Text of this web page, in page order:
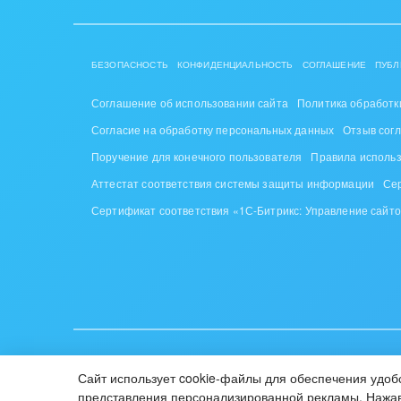
АПК
БЕЗОПАСНОСТЬ КОНФИДЕНЦИАЛЬНОСТЬ СОГЛАШЕНИЕ
Соглашение об использовании сайта
Политика
Согласие на обработку персональных данных Отзыв
Поручение для конечного пользователя
Правила
Аттестат соответствия системы защиты информации
Сертификат соответствия «1С-Битрикс: Управление
© 2001-2026 «Битрикс», «1С-Битрикс». Работает на «1С-
Сайт использует cookie-файлы для обеспечения
представления персонализированной рекламы.